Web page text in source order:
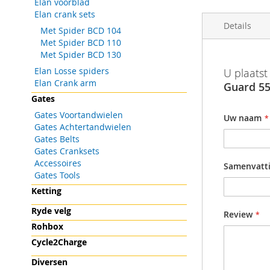
Details
Technische
Voor
informatie
Barcode
U
Guard
Uw naam
Review
Elan crank sets
Met Spider BCD 104
Met Spider BCD 110
Met Spider BCD 130
Elan Losse spiders
Elan Crank arm
Gates
Gates Voortandwielen
Gates Achtertandwielen
Gates Belts
Gates Cranksets
Accessoires
Gates Tools
Ketting
Ryde velg
Rohbox
Cycle2Charge
Diversen